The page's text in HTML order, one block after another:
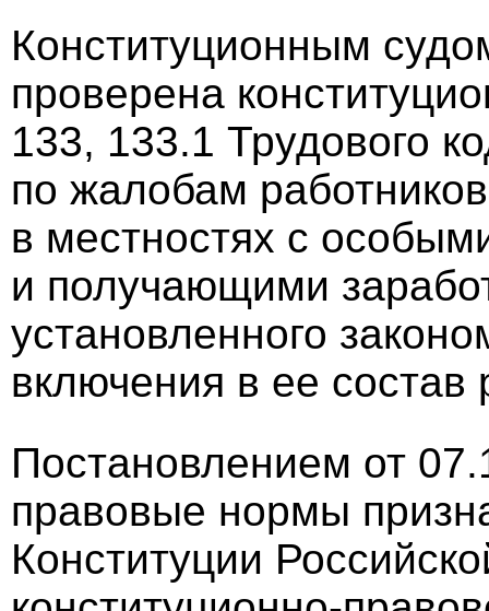
Конституционным
проверена
133, 133.1 Трудового
по жалобам
в местностях с
и получающими
установленного
включения в ее
Постановлением от
правовые нормы
Конституции